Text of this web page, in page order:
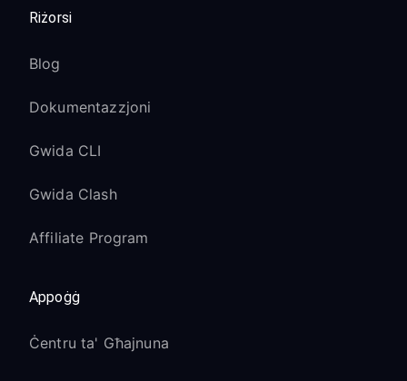
Riżorsi
Blog
Dokumentazzjoni
Gwida CLI
Gwida Clash
Affiliate Program
Appoġġ
Ċentru ta' Għajnuna